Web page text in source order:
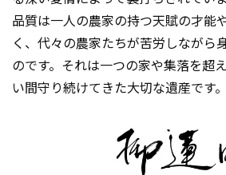
品質は一人の農家の持つ天賦の才能
く、代々の農家たちが苦労しながら
のです。それは一つの家や集落を超
い間守り続けてきた大切な遺産です。